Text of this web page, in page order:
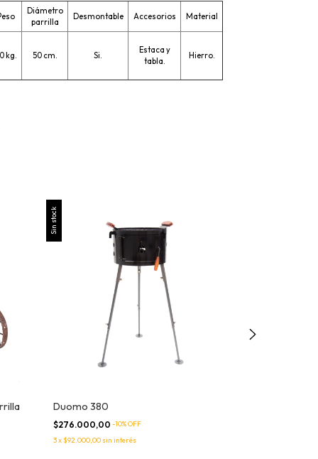
Diámetro
parrilla
Desmontable Accesorios Material
kg. 50 cm. Si.
Estaca y
tabla.
Hierro.
Sin stock
Duomo 380
$276.000,00 -10% OFF
3x$92.000,00 sin interés